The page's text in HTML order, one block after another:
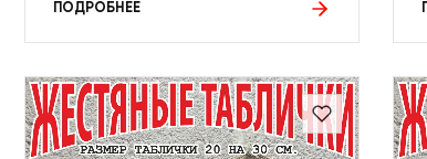
ПОДРОБНЕЕ